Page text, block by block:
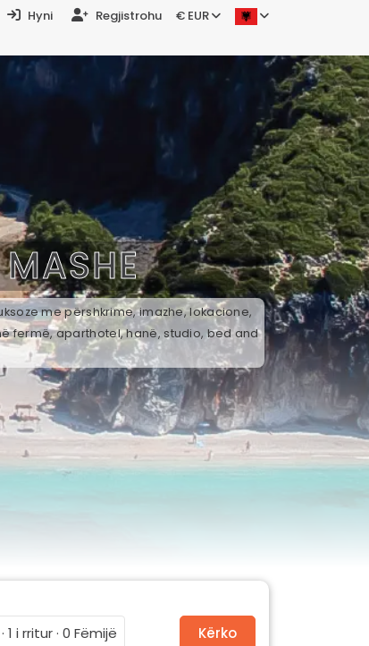
Hyni Regjistrohu € EUR
MASHE
me përshkrime, imazhe, lokacione,
fermë, aparthotel, hanë, studio, bed and
1 i rritur · 0 Fëmijë
Kërko